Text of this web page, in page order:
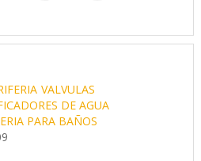
VALVULAS
DE AGUA
PARA BAÑOS